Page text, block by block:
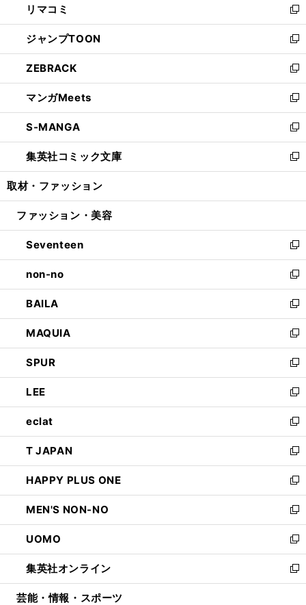
で
開
く
ド
ウ
で
開
く
ィ
ン
ド
ウ
で
開
く
い
ウ
ィ
ン
ド
ウ
で
開
く
リマコミ
新
し
い
ウ
ィ
ン
ド
ウ
で
開
く
ジャンプTOON
新
し
い
ウ
ィ
ン
ド
ウ
で
開
ZEBRACK
新
し
い
ウ
ィ
ン
ド
ウ
開
マンガMeets
新
し
い
ウ
ィ
ン
ウ
開
く
S-MANGA
新
し
い
ウ
ン
ウ
で
開
く
集英社コミック文庫
新
し
ウ
ン
ド
ウ
で
開
く
取材・ファッション
ファッション・美容
Seventeen
新
し
い
ウ
ィ
ン
ド
ウ
で
開
く
non-no
新
し
い
ウ
ィ
ン
ド
ウ
で
開
く
BAILA
新
し
い
ウ
ィ
ン
ド
ウ
で
開
く
MAQUIA
新
し
い
ウ
ィ
ン
ド
ウ
で
開
く
SPUR
新
し
い
ウ
ィ
ン
ド
ウ
で
開
く
LEE
新
し
い
ウ
ィ
ン
ド
ウ
で
開
く
eclat
新
し
い
ウ
ィ
ン
ド
ウ
で
開
く
T JAPAN
新
し
い
ウ
ィ
ン
ド
ウ
で
開
HAPPY PLUS ONE
新
し
い
ウ
ィ
ン
ド
ウ
MEN'S NON-NO
新
し
い
ウ
ィ
ン
UOMO
新
し
い
ウ
集英社オンライン
新
し
芸能・情報・スポーツ